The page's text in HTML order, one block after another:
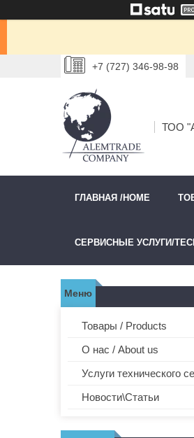
+7 (727) 346-98-98
ТОО
ГЛАВНАЯ /HOME
СЕРВИСНЫЕ УСЛУГИ/
Товары / Products
О нас / About us
Услуги технического
Новости\Статьи